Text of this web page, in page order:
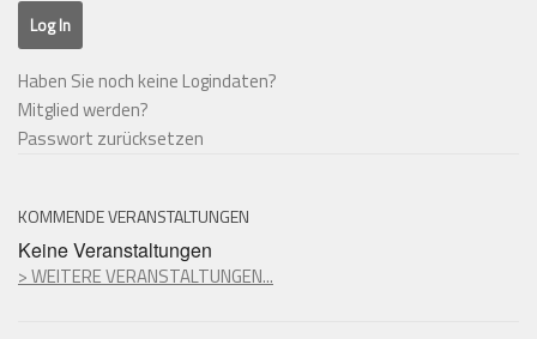
Haben Sie noch keine Logindaten?
Mitglied werden?
Passwort zurücksetzen
KOMMENDE VERANSTALTUNGEN
Keine Veranstaltungen
> WEITERE VERANSTALTUNGEN...